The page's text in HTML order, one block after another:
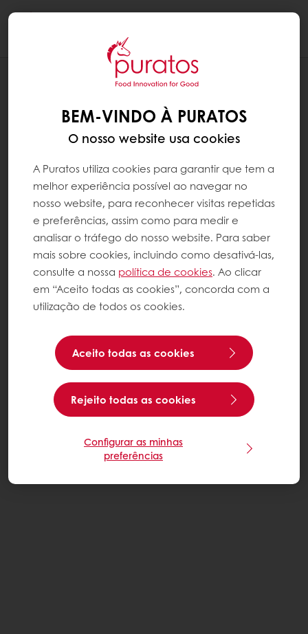
RECEITAS
SURPRESA DE NEVE
BEM-VINDO À PURATOS
O nosso website usa cookies
A Puratos utiliza cookies para garantir que tem a
melhor experiência possível ao navegar no
nosso website, para reconhecer visitas repetidas
e preferências, assim como para medir e
analisar o tráfego do nosso website. Para saber
mais sobre cookies, incluindo como desativá-las,
consulte a nossa política de cookies. Ao clicar
em “Aceito todas as cookies”, concorda com a
utilização de todos os cookies.
Aceito todas as cookies
Rejeito todas as cookies
Configurar as minhas
preferências